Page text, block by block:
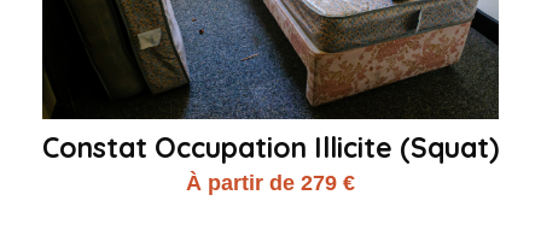
Constat Occupation Illicite (Squat)
À partir de 279 €